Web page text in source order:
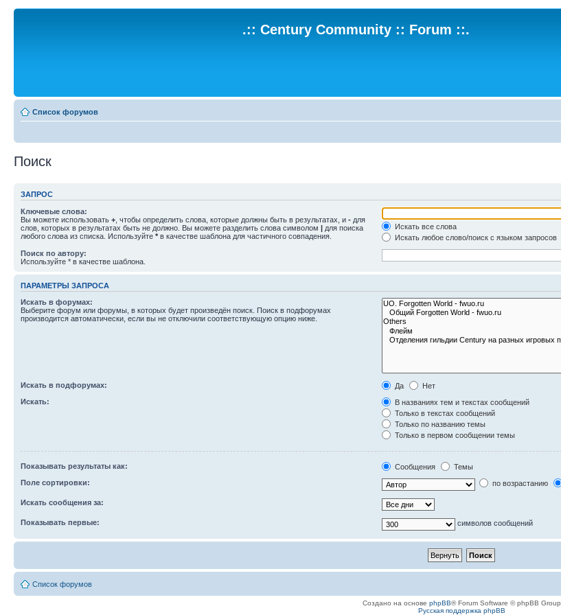
.:: Century Community :: Forum ::.
Список форумов
Поиск
ЗАПРОС
Ключевые слова:
Вы можете использовать + , чтобы определить слова, которые должны быть в результатах, и - для
слов, которых в результатах быть не должно. Вы можете разделить слова символом | для поиска
любого слова из списка. Используйте * в качестве шаблона для частичного совпадения.
Искать все слова
Искать любое слово/поиск с языком запросов
Поиск по автору:
Используйте * в качестве шаблона.
ПАРАМЕТРЫ ЗАПРОСА
Искать в форумах:
Выберите форум или форумы, в которых будет произведён поиск. Поиск в подфорумах
производится автоматически, если вы не отключили соответствующую опцию ниже.
Искать в подфорумах: Да
Нет
Искать:
В названиях тем и текстах сообщений
Только в текстах сообщений
Только по названию темы
Только в первом сообщении темы
Показывать результаты как: Сообщения
Темы
Поле сортировки:
по возрастанию
Искать сообщения за:
Показывать первые: символов сообщений
Список форумов
Создано на основе phpBB® Forum Software © phpBB Group
Русская поддержка phpBB